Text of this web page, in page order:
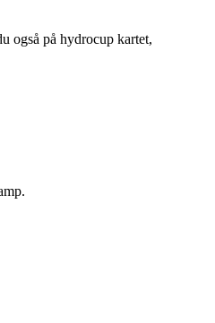
også på hydrocup kartet,